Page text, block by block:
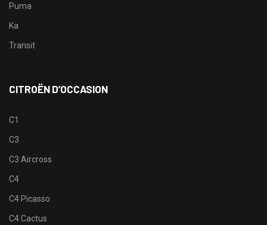
Puma
Ka
Transit
CITROËN D’OCCASION
C1
C3
C3 Aircross
C4
C4 Picasso
C4 Cactus